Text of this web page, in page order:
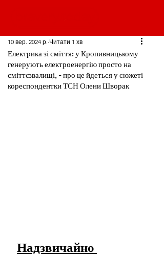
Електрика зі сміття: у Кропивницькому
генерують електроенергію просто на
сміттєзвалищі, - про це йдеться у сюжеті
кореспондентки ТСН Олени Шворак
10 вер. 2024 р. Читати 1 хв
Надзвичайно